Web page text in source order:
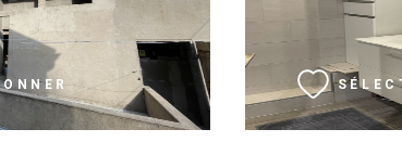
LE BIEN